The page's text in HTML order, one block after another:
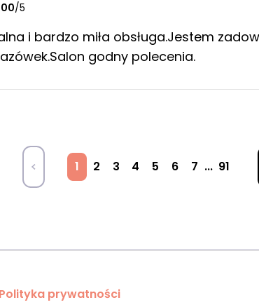
/5
i bardzo miła obsługa.Jestem
godny polecenia.
1 2 3 4 5 6 7 ... 91
Polityka prywatności